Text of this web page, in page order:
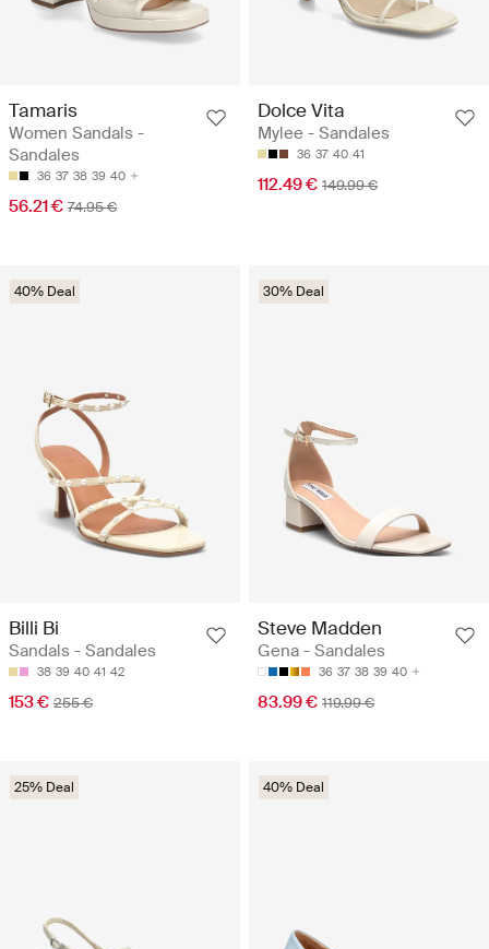
Tamaris
Women Sandals -
Sandales
36 37 38 39 40
56.21 € 74.95 €
Dolce Vita
Mylee - Sandales
36 37 40 41
112.49 € 149.99 €
40% Deal
Billi Bi
Sandals - Sandales
38 39 40 41 42
153 € 255 €
30% Deal
Steve Madden
Gena - Sandales
36 37 38 39 40
83.99 € 119.99 €
25% Deal 40% Deal